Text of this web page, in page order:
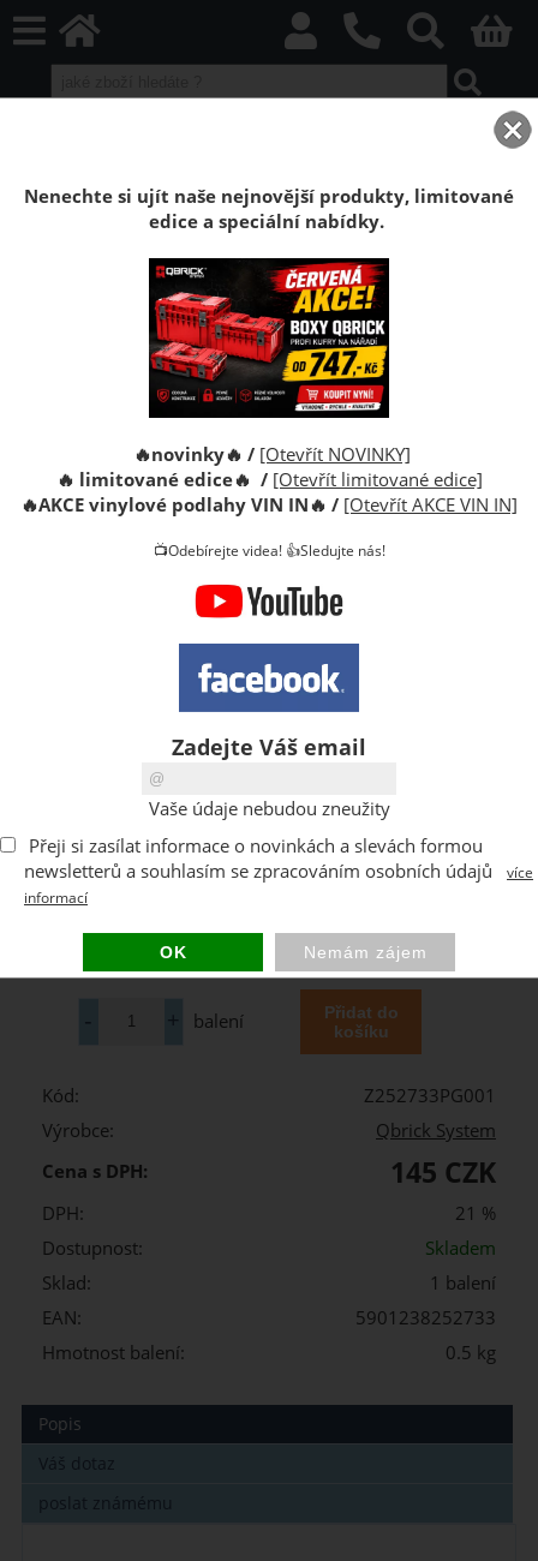
Montážní lišty boxů Qbrick System ONE
Technik
QBRICK SYSTEM montážní lišty boxů One Technik
balení
Kód:
Z252733PG001
Výrobce:
Qbrick System
Cena s DPH:
145 CZK
DPH:
21 %
Dostupnost:
Skladem
Sklad:
1 balení
EAN:
5901238252733
Hmotnost balení:
0.5 kg
Popis
Váš dotaz
poslat známému
Nenechte si ujít naše nejnovější produkty, limitované
edice a speciální nabídky.
🔥novinky🔥 / [Otevřít NOVINKY]
🔥 limitované edice🔥 / [Otevřít limitované edice]
🔥AKCE vinylové podlahy VIN IN🔥 / [Otevřít AKCE VIN IN]
📺Odebírejte videa! 👍Sledujte nás!
Zadejte Váš email
Vaše údaje nebudou zneužity
Přeji si zasílat informace o novinkách a slevách formou
newsletterů a souhlasím se zpracováním osobních údajů
více
informací